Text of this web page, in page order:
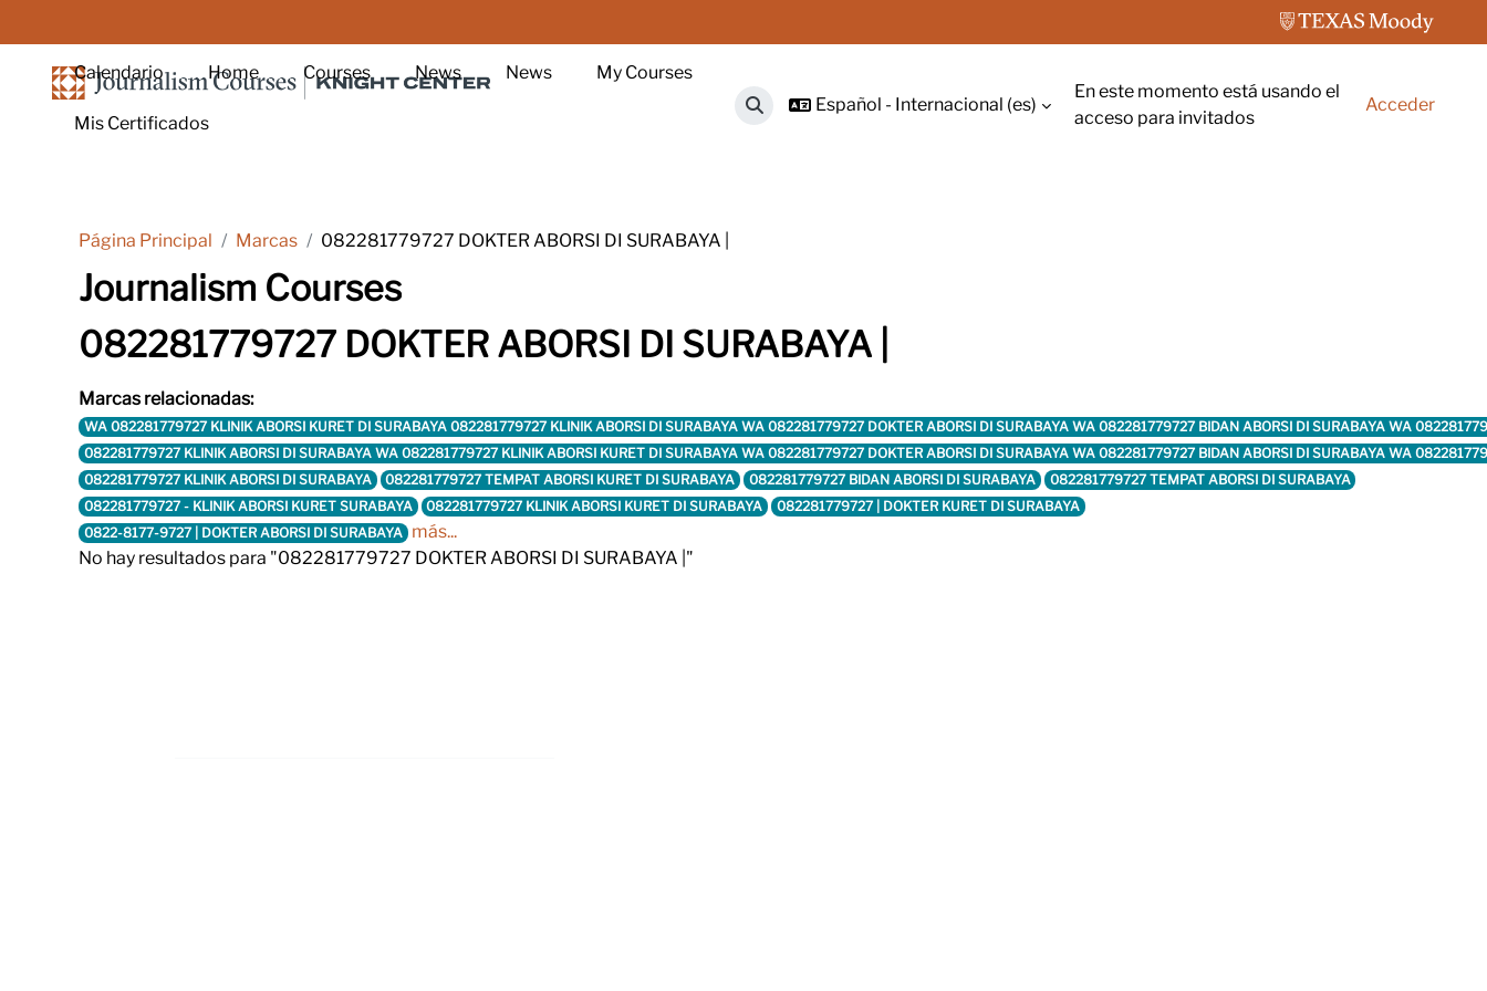
Calendario Home Courses News News My Courses
Mis Certificados Selector de búsqueda de entrada
Español - Internacional ‎(es)‎
En este momento está usando el
acceso para invitados
Acceder
Página Principal Marcas 082281779727 DOKTER ABORSI DI SURABAYA |
Journalism Courses
082281779727 DOKTER ABORSI DI SURABAYA |
Marcas relacionadas:
WA 082281779727 KLINIK ABORSI KURET DI SURABAYA 082281779727 KLINIK ABORSI DI SURABAYA WA 082281779727 DOKTER ABORSI DI SURABAYA WA 082281779727 BIDAN ABORSI DI SURABAYA WA
082281779727 KLINIK ABORSI DI SURABAYA WA 082281779727 KLINIK ABORSI KURET DI SURABAYA WA 082281779727 DOKTER ABORSI DI SURABAYA WA 082281779727 BIDAN ABORSI DI SURABAYA WA
082281779727 KLINIK ABORSI DI SURABAYA
082281779727 TEMPAT ABORSI KURET DI SURABAYA 082281779727 BIDAN ABORSI DI SURABAYA
082281779727 TEMPAT ABORSI DI SURABAYA
082281779727 - KLINIK ABORSI KURET SURABAYA
082281779727 KLINIK ABORSI KURET DI SURABAYA
082281779727 | DOKTER KURET DI SURABAYA
0822-8177-9727 | DOKTER ABORSI DI SURABAYA
más...
No hay resultados para "082281779727 DOKTER ABORSI DI SURABAYA |"